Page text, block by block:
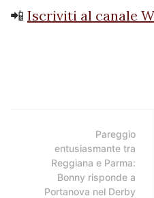
📲 Iscriviti al canale
Pareggio
entusiasmante tra
Reggiana e Parma:
Bonny risponde a
Portanova nel Derby